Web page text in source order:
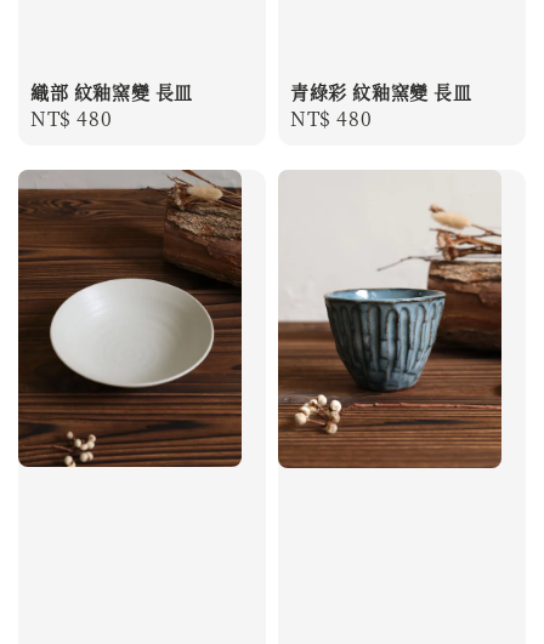
織部 紋釉窯變 長皿
Regular
NT$ 480
青綠彩 紋釉窯變 長皿
Regular
NT$ 480